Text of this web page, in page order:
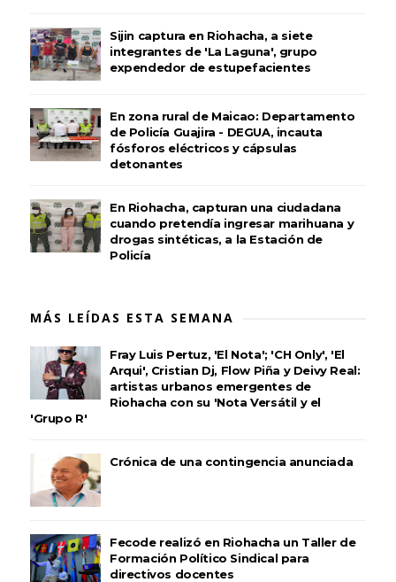
Sijin captura en Riohacha, a siete
integrantes de 'La Laguna', grupo
expendedor de estupefacientes
En zona rural de Maicao: Departamento
de Policía Guajira - DEGUA, incauta
fósforos eléctricos y cápsulas
detonantes
En Riohacha, capturan una ciudadana
cuando pretendía ingresar marihuana y
drogas sintéticas, a la Estación de
Policía
MÁS LEÍDAS ESTA SEMANA
Fray Luis Pertuz, 'El Nota'; 'CH Only', 'El
Arqui', Cristian Dj, Flow Piña y Deivy Real:
artistas urbanos emergentes de
Riohacha con su 'Nota Versátil y el
'Grupo R'
Crónica de una contingencia anunciada
Fecode realizó en Riohacha un Taller de
Formación Político Sindical para
directivos docentes